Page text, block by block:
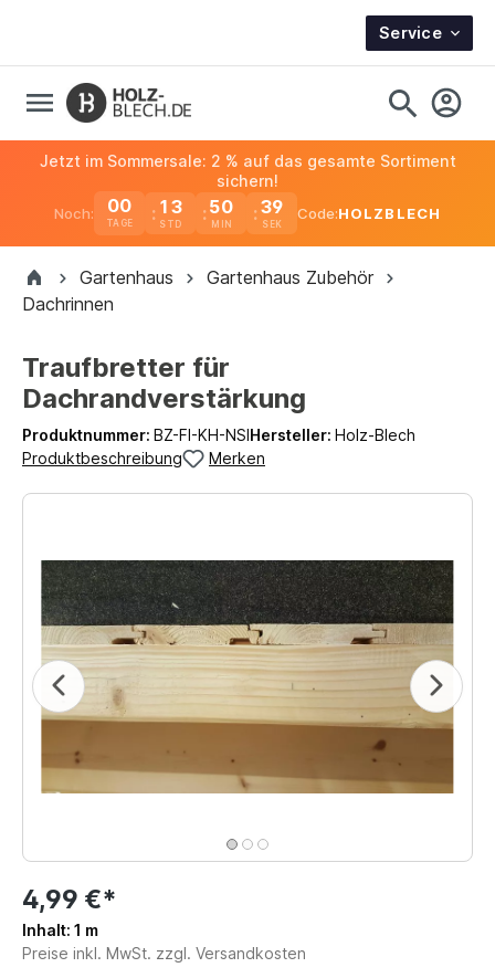
Service
Noch: 00
TAGE
13 50 38
Jetzt im Sommersale: 2 % auf das gesamte Sortiment
sichern!
Code:HOLZBLECH
Gartenhaus
Gartenhaus Zubehör
Dachrinnen
Traufbretter für
Dachrandverstärkung
Produktnummer: BZ-FI-KH-NSIHersteller: Holz-Blech
Produktbeschreibung
Merken
4,99 €*
Inhalt: 1 m
Preise inkl. MwSt. zzgl. Versandkosten